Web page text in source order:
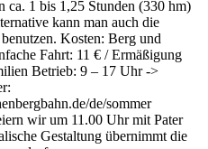
ca. 1 bis 1,25 Stunden (330 hm)
kann man auch die
Kosten: Berg und
Fahrt: 11 € / Ermäßigung
Betrieb: 9 – 17 Uhr ->
de/sommer
wir um 11.00 Uhr mit Pater
Gestaltung übernimmt die